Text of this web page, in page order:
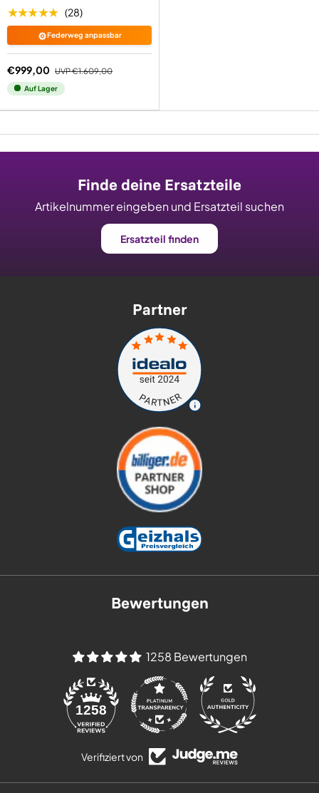
★★★★★ (28)
⚙️Federweg anpassbar
€999,00 UVP€1.609,00
Auf Lager
Finde deine Ersatzteile
Artikelnummer eingeben und Ersatzteil suchen
Ersatzteil finden
Partner
Bewertungen
1258 Bewertungen
1258
Verifiziert von